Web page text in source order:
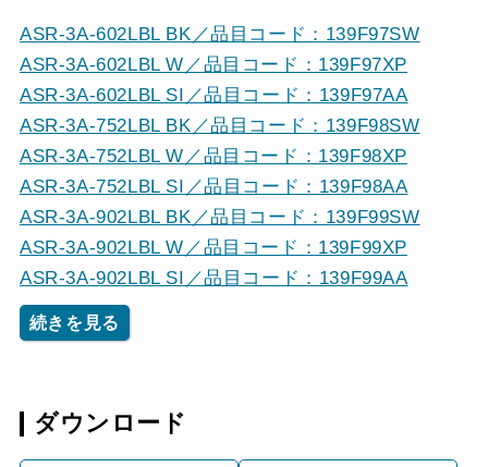
ASR-3A-602LBL BK／品目コード：139F97SW
ASR-3A-602LBL W／品目コード：139F97XP
ASR-3A-602LBL SI／品目コード：139F97AA
ASR-3A-752LBL BK／品目コード：139F98SW
ASR-3A-752LBL W／品目コード：139F98XP
ASR-3A-752LBL SI／品目コード：139F98AA
ASR-3A-902LBL BK／品目コード：139F99SW
ASR-3A-902LBL W／品目コード：139F99XP
ASR-3A-902LBL SI／品目コード：139F99AA
続きを見る
ダウンロード